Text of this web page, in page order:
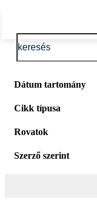
Dátum tartomány
Cikk típusa
Rovatok
Szerző szerint